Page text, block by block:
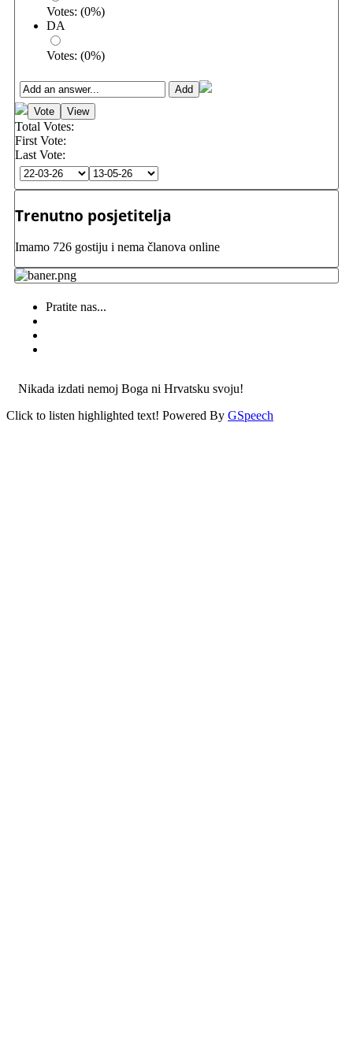
Votes: (0%)
DA
Votes: (0%)
Total Votes:
First Vote:
Last Vote:
Trenutno posjetitelja
Imamo 726 gostiju i nema članova online
Pratite nas...
Nikada izdati nemoj Boga ni Hrvatsku svoju!
Click to listen highlighted text! Powered By GSpeech